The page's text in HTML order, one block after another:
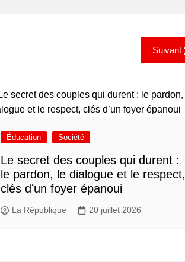
Suivant
Éducation Société
Le secret des couples qui durent :
le pardon, le dialogue et le respect,
clés d’un foyer épanoui
La République 20 juillet 2026